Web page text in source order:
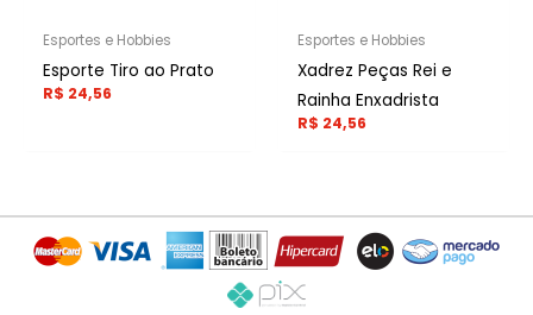
Esportes e Hobbies
Esporte Tiro ao Prato
R$ 24,56
Esportes e Hobbies
Xadrez Peças Rei e
Rainha Enxadrista
R$ 24,56